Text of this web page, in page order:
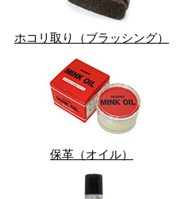
ホコリ取り（ブラッシング）
保革（オイル）